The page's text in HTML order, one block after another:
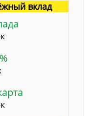
вклад